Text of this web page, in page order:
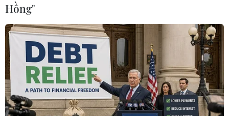
#HSBC #Bộ Tài chính
#Thị trường vốn
Hồng"